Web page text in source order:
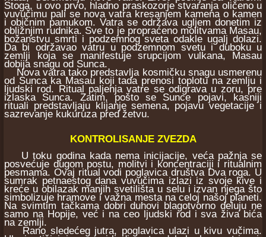
Stoga, u ovo prvo, hladno praskozorje stvaranja oličeno u
vuvučimu pali se nova vatra kresanjem kamena o kamen
i običnim pamukom. Vatra se održava ugljem donetim iz
obližnjim rudnika. Sve to je propraćeno molitvama Masau,
božanstvu smrti i podzemnog sveta odakle ugalj dolazi.
Da bi održavao vatru u podzemnom svetu i duboku u
zemlji koja se manifestuje srupcijom vulkana, Masau
dobija snagu od Sunca.
Nova vatra tako predstavlja kosmičku snagu usmerenu
od Sunca ka Masau koji tada prenosi toplotu na zemlju i
ljudski rod. Ritual paljenja vatre se odigrava u zoru, pre
izlaska Sunca. Zatim, pošto se Sunce pojavi, kasniji
rituali predstavljaju klijanje semena, pojavu vegetacije i
sazrevanje kukuruza pred žetvu.
KONTROLISANJE ZVEZDA
U toku godina kada nema inicijacije, veća pažnja se
posvećuje dugom postu, molitvi i koncentraciji i ritualnim
pesmama. Ovaj ritual vodi poglavica društva Dva roga. U
sumrak petnaestog dana vuvučima izlazi iz svoje kive i
kreće u obilazak manjih svetilišta u selu i izvan njega što
simbolizuje hramove i važna mesta na celoj našoj planeti.
Na svimtim tačkama dobri duhovi blagotvorno deluju ne
samo na Hopije, već i na ceo ljudski rod i sva živa bića
na zemlji.
Rano sledećeg jutra, poglavica ulazi u kivu vučima.